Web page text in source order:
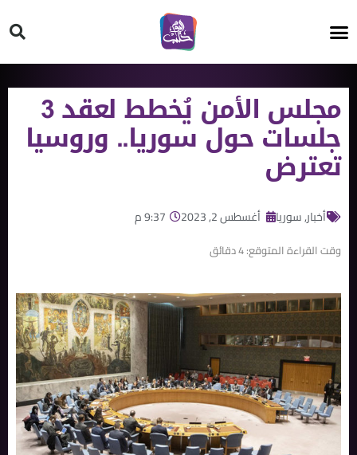
مجلس الأمن يُخطط لعقد 3
جلسات حول سوريا.. وروسيا
تعترض
أخبار,سوريا أغسطس 2, 2023 9:37 م
وقت القراءة المتوقع:4دقائق